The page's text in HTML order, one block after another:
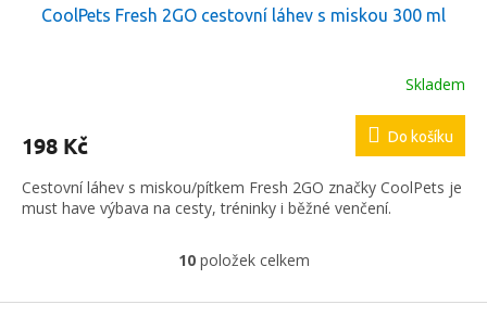
CoolPets Fresh 2GO cestovní láhev s miskou 300 ml
Skladem
198 Kč Do košíku
Cestovní láhev s miskou/pítkem Fresh 2GO značky CoolPets je
must have výbava na cesty, tréninky i běžné venčení.
O
l
10položek celkem